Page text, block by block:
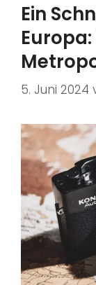
Ein
5. Juni 2024